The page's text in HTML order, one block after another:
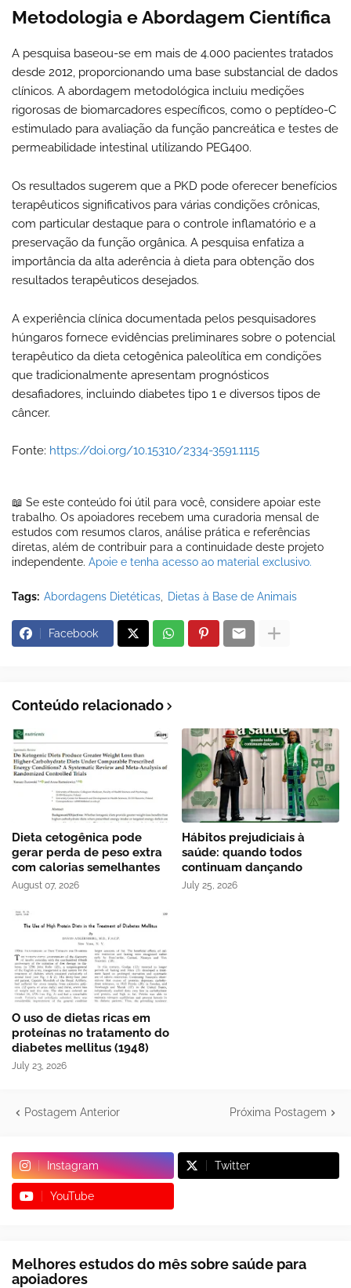
Metodologia e Abordagem Científica
A pesquisa baseou-se em mais de 4.000 pacientes tratados
desde 2012, proporcionando uma base substancial de dados
clínicos. A abordagem metodológica incluiu medições
rigorosas de biomarcadores específicos, como o peptídeo-C
estimulado para avaliação da função pancreática e testes de
permeabilidade intestinal utilizando PEG400.
Os resultados sugerem que a PKD pode oferecer benefícios
terapêuticos significativos para várias condições crônicas,
com particular destaque para o controle inflamatório e a
preservação da função orgânica. A pesquisa enfatiza a
importância da alta aderência à dieta para obtenção dos
resultados terapêuticos desejados.
A experiência clínica documentada pelos pesquisadores
húngaros fornece evidências preliminares sobre o potencial
terapêutico da dieta cetogênica paleolítica em condições
que tradicionalmente apresentam prognósticos
desafiadores, incluindo diabetes tipo 1 e diversos tipos de
câncer.
Fonte: https://doi.org/10.15310/2334-3591.1115
📖 Se este conteúdo foi útil para você, considere apoiar este
trabalho. Os apoiadores recebem uma curadoria mensal de
estudos com resumos claros, análise prática e referências
diretas, além de contribuir para a continuidade deste projeto
independente. Apoie e tenha acesso ao material exclusivo.
Tags: Abordagens Dietéticas Dietas à Base de Animais
Facebook
Conteúdo relacionado
Dieta cetogênica pode
gerar perda de peso extra
com calorias semelhantes
August 07, 2026
Hábitos prejudiciais à
saúde: quando todos
continuam dançando
July 25, 2026
O uso de dietas ricas em
proteínas no tratamento do
diabetes mellitus (1948)
July 23, 2026
Postagem Anterior Próxima Postagem
Instagram Twitter
YouTube
Melhores estudos do mês sobre saúde para
apoiadores